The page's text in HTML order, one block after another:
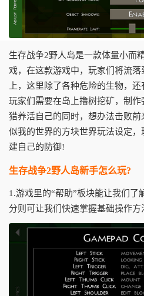
生存战争2野人岛是一款体量小而
戏，在这款游戏中，玩家们将流
上，这里除了各种危险的生物，
玩家们需要在岛上撸树挖矿，制
猎养活自己的同时，想办法击败
似我的世界的方块世界玩法设定，
建自己的防御!
生存战争2野人岛新手怎么玩?
1.游戏里的“帮助”板块能让我们了
分则可让我们快速掌握基础操作方